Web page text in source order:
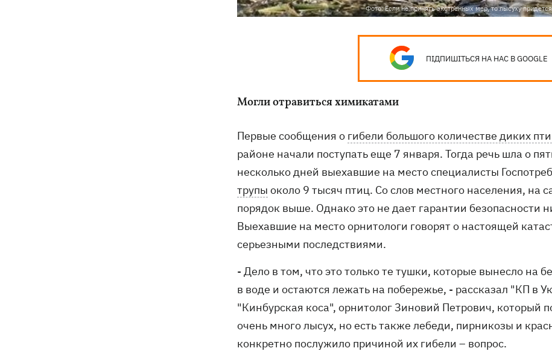
Фото: Если не принять экстренных мер, то лысуху
ПІДПИШІТЬСЯ НА НАС В GOOGLE
Могли отравиться химикатами
Первые сообщения о гибели большого количестве диких
районе начали поступать еще 7 января. Тогда речь шла о
несколько дней выехавшие на место специалисты
трупы около 9 тысяч птиц. Со слов местного населения,
порядок выше. Однако это не дает гарантии
Выехавшие на место орнитологи говорят о настоящей
серьезными последствиями.
- Дело в том, что это только те тушки, которые вынесло на
в воде и остаются лежать на побережье, - рассказал "КП в
"Кинбурская коса", орнитолог Зиновий Петрович, который
очень много лысух, но есть также лебеди, пирникозы и
конкретно послужило причиной их гибели – вопрос.